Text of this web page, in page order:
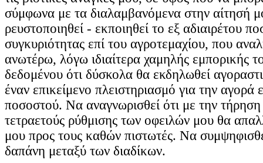
σύμφωνα με τα διαλαμβανόμενα στην
ρευστοποιηθεί - εκποιηθεί το εξ αδιαιρέτου
συγκυριότητας επί του αγροτεμαχίου, που
ανωτέρω, λόγω ιδιαίτερα χαμηλής εμπορικής
δεδομένου ότι δύσκολα θα εκδηλωθεί
έναν επικείμενο πλειστηριασμό για την αγορά
ποσοστού. Να αναγνωρισθεί ότι με την
τετραετούς ρύθμισης των οφειλών μου θα
μου προς τους καθών πιστωτές. Να
δαπάνη μεταξύ των διαδίκων.